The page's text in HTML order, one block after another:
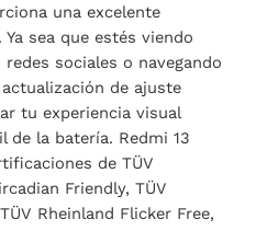
una excelente
sea que estés viendo
sociales o navegando
de ajuste
tu experiencia visual
de la batería. Redmi 13
de TÜV
Friendly, TÜV
Rheinland Flicker Free,